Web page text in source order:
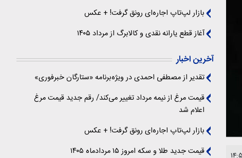
بازار لپ‌تاپ اجاره‌ای رونق گرفت! + عکس
آغاز قطع یارانه نقدی و کالابرگ از مرداد ۱۴۰۵
آخرین اخبار
تقدیر از مصطفی احمدی در ویژه‌برنامه «ستارگان خبرفوری»
قیمت مرغ از نیمه مرداد تغییر می‌کند/ رقم جدید قیمت مرغ
اعلام شد
بازار لپ‌تاپ اجاره‌ای رونق گرفت! + عکس
قیمت جدید طلا و سکه امروز ۱۵ مردادماه ۱۴۰۵